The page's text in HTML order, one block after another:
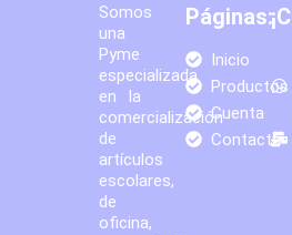
Somos
una
Pyme
especializada
en la
comercialización
de
artículos
escolares,
de
oficina,
Páginas:
Inicio
Productos
Cuenta
Contacto